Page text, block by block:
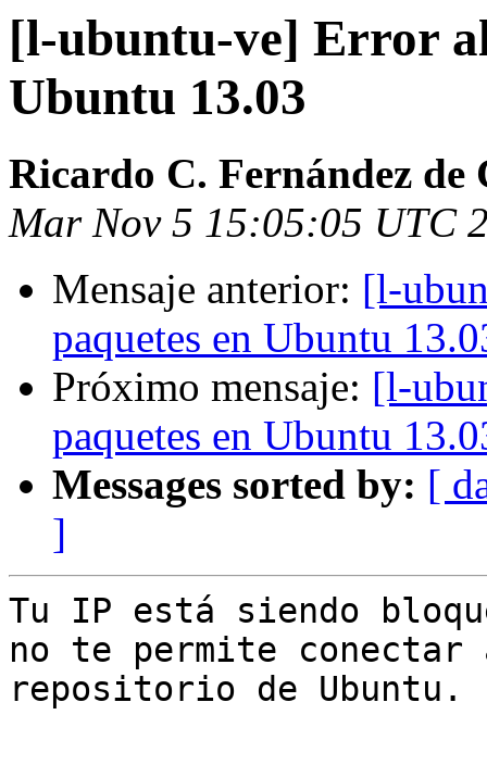
[l-ubuntu-ve] Error
Ubuntu 13.03
Ricardo C. Fernández de
Mar Nov 5 15:05:05 UTC
Mensaje anterior: [l-
paquetes en Ubuntu
Próximo mensaje: [l-
paquetes en Ubuntu
Messages sorted by: [
]
Tu IP está siendo
no te permite conectar
repositorio de Ubuntu.